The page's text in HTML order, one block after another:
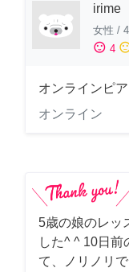
irime
女性 /
sentiment_satisfied 4
オンラインピ
オンライン
5歳の娘のレッ
した^ ^ 10日前
て、ノリノリ